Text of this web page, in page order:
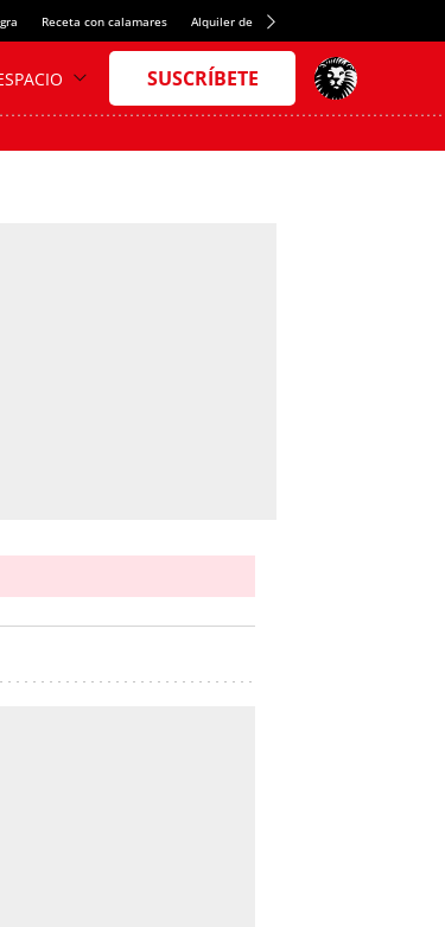
Receta con calamares Alquiler de habitaciones en España